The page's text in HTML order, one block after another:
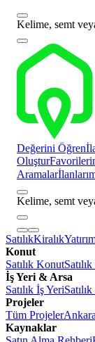
Kelime, semt
Değerini Öğren
Oluştur
Aramalar
Kelime, semt
SatılıkKiralık
Konut
Satılık Konut
İş Yeri & Arsa
Satılık İş Yeri
Projeler
Tüm Projeler
Kaynaklar